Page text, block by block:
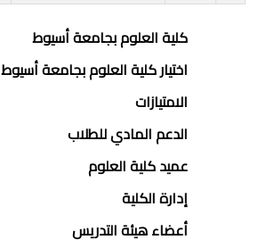
FACULTY
ENGINEERING
كلية العلوم بجامعة أسيوط
اختيار كلية العلوم بجامعة أسيوط
الامتيازات
الدعم المادي للطلاب
عميد كلية العلوم
إدارة الكلية
أعضاء هيئة التدريس